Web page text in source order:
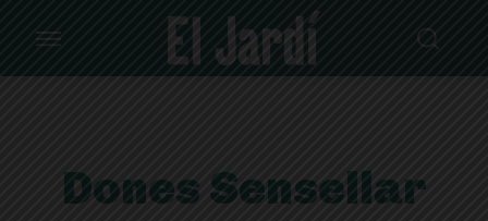
Dones Sensellar